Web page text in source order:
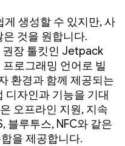
생성할 수 있지만, 사
것을 원합니다.
장 툴킷인 Jetpack
로그래밍 언어로 빌
환경과 함께 제공되는
디자인과 기능을 기대
오프라인 지원, 지속
블루투스, NFC와 같은
을 제공합니다.